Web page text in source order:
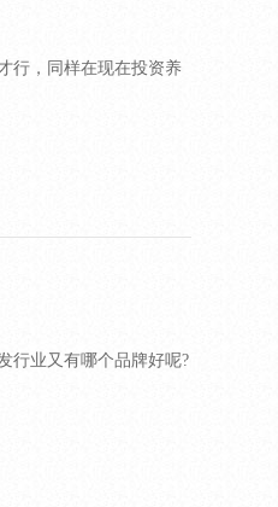
行，同样在现在投资养
行业又有哪个品牌好呢?